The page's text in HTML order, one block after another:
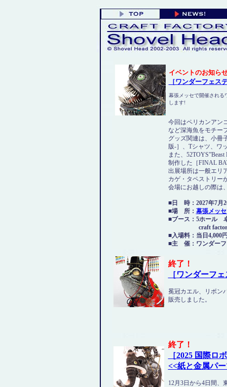
イベントのお知ら
［ワンダーフェス
幕張メッセで開催される
します!
今回はペリカンアン
など深海魚をモチー
グッズ関連は、小冊
版-］、Tシャツ、ワ
また、
制作した［FINAL
出展場所は一般エリ
カゲ・タペストリー
会場にお越しの際は
■日 時：2027年7月
■場 所： 幕張メッ
■ブース：5ホール
craft factory
■入場料：当日4,000
■主 催：ワンダーフ
終了 ！
［ワンダーフ
冕冠カエル、リボン
販売しました。
終了 ！
［2025 国際ロ
<<紙と金属パ
12月3日から4日間、